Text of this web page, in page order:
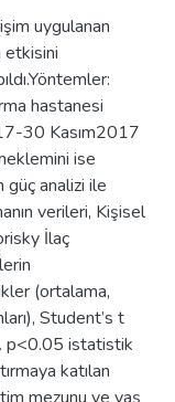
uygulanan
etkisini
hastanesi
30 Kasım2017
ise
güç analizi ile
verileri, Kişisel
İlaç
(ortalama,
Student’s t
p<0.05 istatistik
katılan